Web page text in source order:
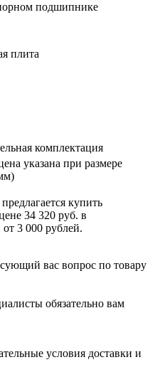
подшипнике
плита
комплектация
указана при размере
купить
34 320 руб. в
3 000 рублей.
вас вопрос по товару
обязательно вам
условия доставки и